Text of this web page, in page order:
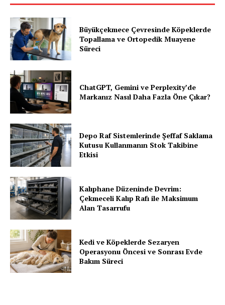
Büyükçekmece Çevresinde Köpeklerde
Topallama ve Ortopedik Muayene
Süreci
ChatGPT, Gemini ve Perplexity’de
Markanız Nasıl Daha Fazla Öne Çıkar?
Depo Raf Sistemlerinde Şeffaf Saklama
Kutusu Kullanmanın Stok Takibine
Etkisi
Kalıphane Düzeninde Devrim:
Çekmeceli Kalıp Rafı ile Maksimum
Alan Tasarrufu
Kedi ve Köpeklerde Sezaryen
Operasyonu Öncesi ve Sonrası Evde
Bakım Süreci